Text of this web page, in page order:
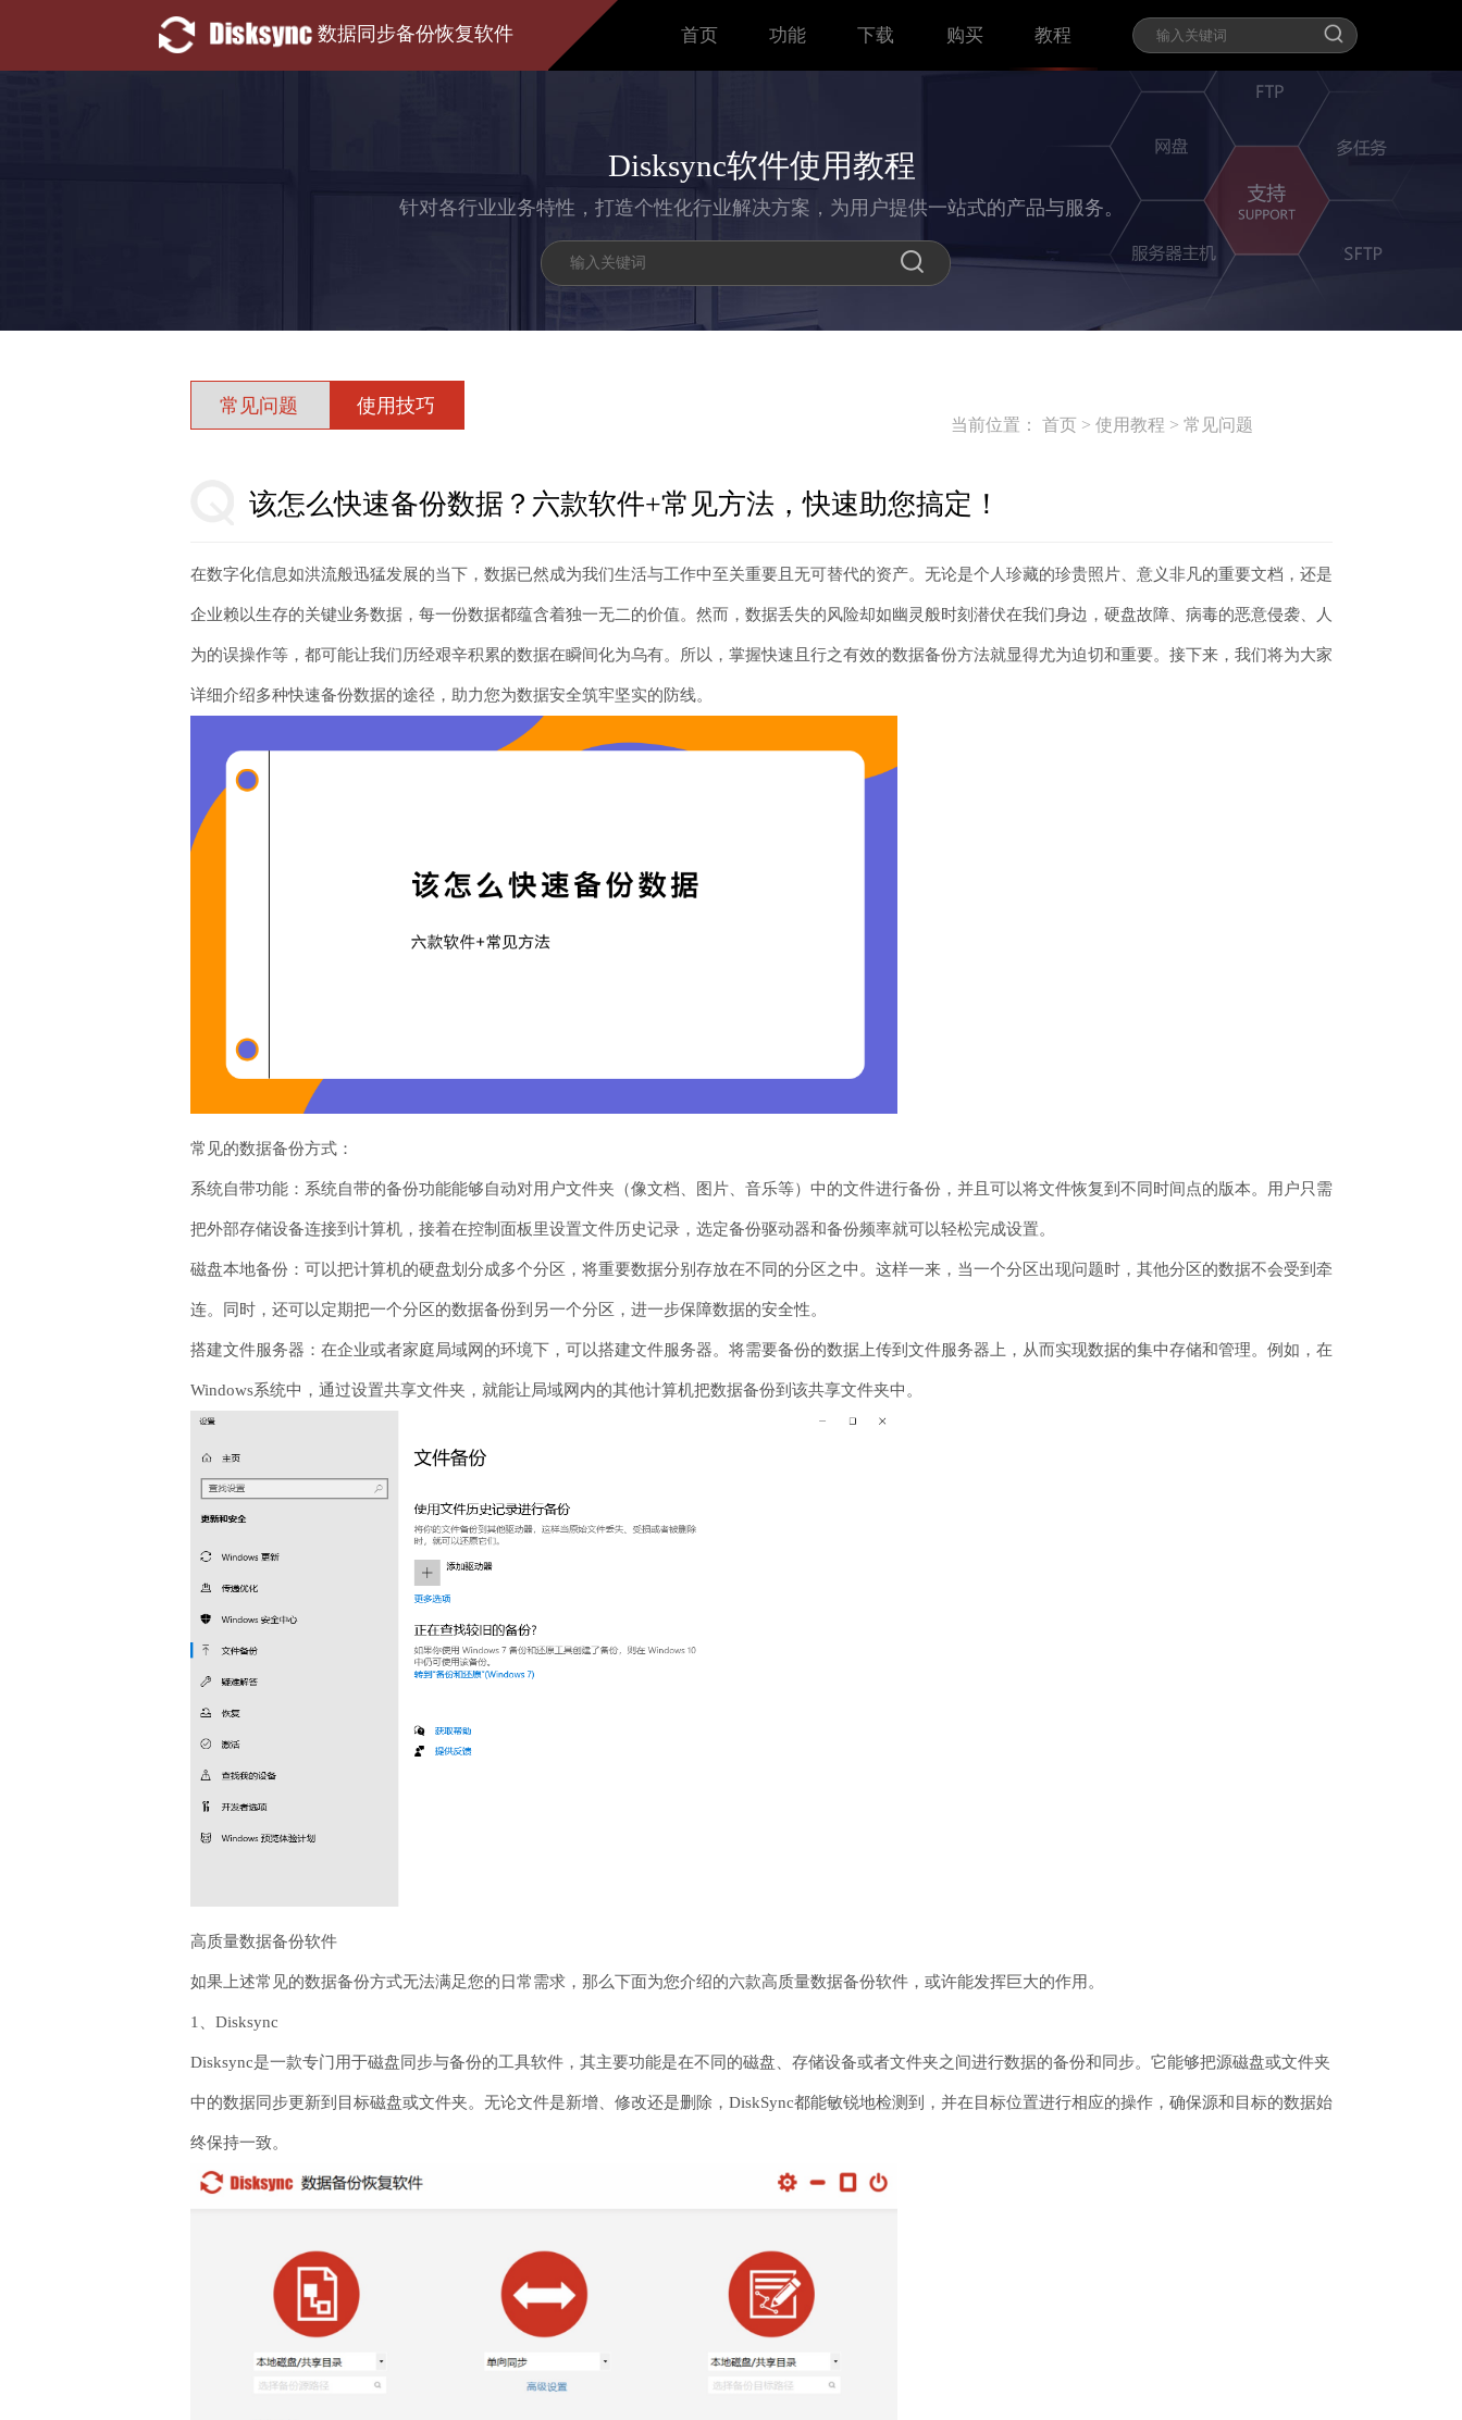
数据同步备份恢复软件 首页 功能 下载 购买 教程
Disksync软件使用教程
针对各行业业务特性，打造个性化行业解决方案，为用户提供一站式的产品与服务。
常见问题 使用技巧
当前位置： 首页 > 使用教程 > 常见问题
该怎么快速备份数据？六款软件+常见方法，快速助您搞定！
在数字化信息如洪流般迅猛发展的当下，数据已然成为我们生活与工作中至关重要且无可替代的资产。无论是个人珍藏的珍贵照片、意义非凡的重要文档，还是
企业赖以生存的关键业务数据，每一份数据都蕴含着独一无二的价值。然而，数据丢失的风险却如幽灵般时刻潜伏在我们身边，硬盘故障、病毒的恶意侵袭、人
为的误操作等，都可能让我们历经艰辛积累的数据在瞬间化为乌有。所以，掌握快速且行之有效的数据备份方法就显得尤为迫切和重要。接下来，我们将为大家
详细介绍多种快速备份数据的途径，助力您为数据安全筑牢坚实的防线。
常见的数据备份方式：
系统自带功能：系统自带的备份功能能够自动对用户文件夹（像文档、图片、音乐等）中的文件进行备份，并且可以将文件恢复到不同时间点的版本。用户只需
把外部存储设备连接到计算机，接着在控制面板里设置文件历史记录，选定备份驱动器和备份频率就可以轻松完成设置。
磁盘本地备份：可以把计算机的硬盘划分成多个分区，将重要数据分别存放在不同的分区之中。这样一来，当一个分区出现问题时，其他分区的数据不会受到牵
连。同时，还可以定期把一个分区的数据备份到另一个分区，进一步保障数据的安全性。
搭建文件服务器：在企业或者家庭局域网的环境下，可以搭建文件服务器。将需要备份的数据上传到文件服务器上，从而实现数据的集中存储和管理。例如，在
Windows系统中，通过设置共享文件夹，就能让局域网内的其他计算机把数据备份到该共享文件夹中。
高质量数据备份软件
如果上述常见的数据备份方式无法满足您的日常需求，那么下面为您介绍的六款高质量数据备份软件，或许能发挥巨大的作用。
1、Disksync
Disksync是一款专门用于磁盘同步与备份的工具软件，其主要功能是在不同的磁盘、存储设备或者文件夹之间进行数据的备份和同步。它能够把源磁盘或文件夹
中的数据同步更新到目标磁盘或文件夹。无论文件是新增、修改还是删除，DiskSync都能敏锐地检测到，并在目标位置进行相应的操作，确保源和目标的数据始
终保持一致。